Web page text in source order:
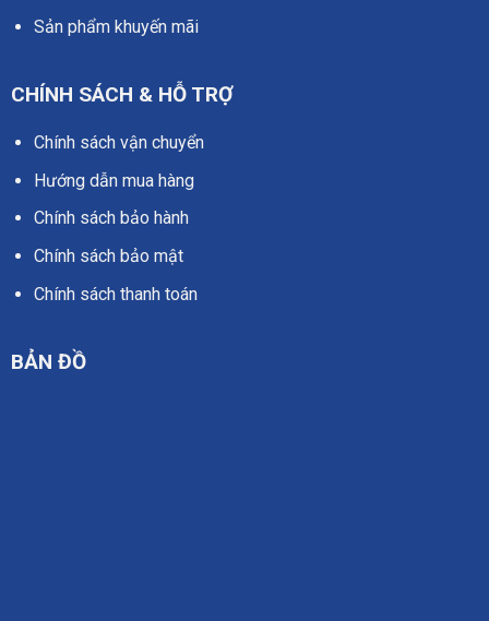
Sản phẩm khuyến mãi
CHÍNH SÁCH & HỖ TRỢ
Chính sách vận chuyển
Hướng dẫn mua hàng
Chính sách bảo hành
Chính sách bảo mật
Chính sách thanh toán
BẢN ĐỒ